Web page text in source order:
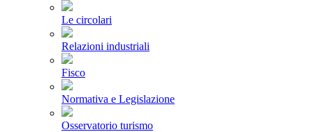
Le circolari
Relazioni industriali
Fisco
Normativa e Legislazione
Osservatorio turismo